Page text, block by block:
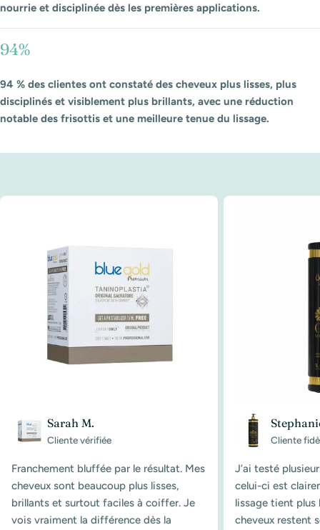
nourrie et disciplinée dès les premières applications.
94%
94 % des clientes ont constaté des cheveux plus lisses, plus
disciplinés et visiblement plus brillants, avec une réduction
notable des frisottis et une meilleure tenue du lissage.
Sarah M.
Cliente vérifiée
Franchement bluffée par le résultat. Mes
cheveux sont beaucoup plus lisses,
brillants et surtout faciles à coiffer. Je
vois vraiment la différence dès la
Cliente
J’ai testé
celui-ci est
lissage tient
cheveux restent